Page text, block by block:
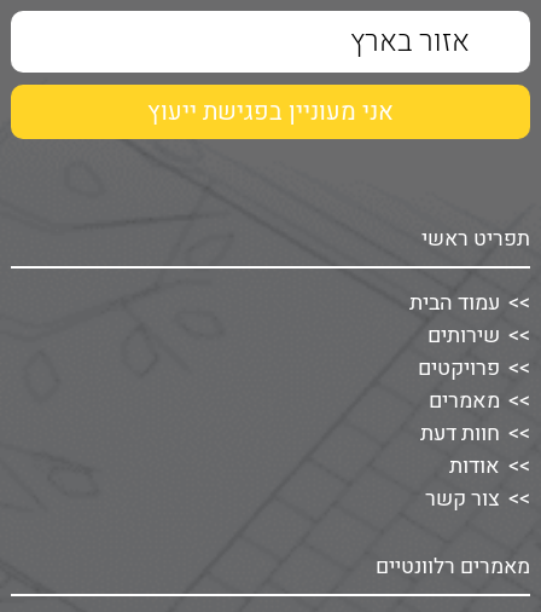
תפריט ראשי
עמוד הבית
שירותים
פרויקטים
מאמרים
חוות דעת
אודות
צור קשר
מאמרים רלוונטיים